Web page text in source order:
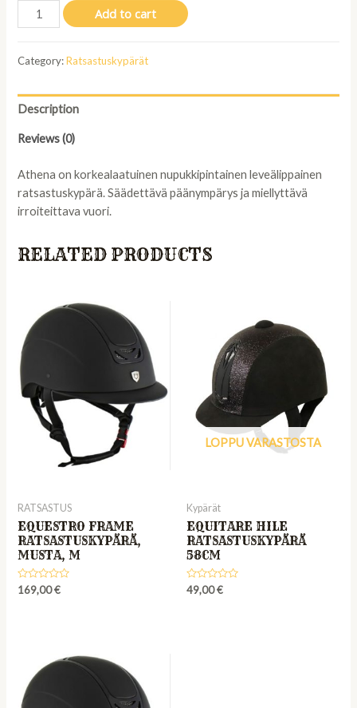
LAMI-
CELL
VISER
RATSASTUSKYPÄRÄ,
L/57-
quantity
Add to cart
Category:Ratsastuskypärät
Description
Reviews (0)
Athena on korkealaatuinen nupukkipintainen leveälippainen
ratsastuskypärä. Säädettävä päänympärys ja miellyttävä
irroiteittava vuori.
RELATED PRODUCTS
RATSASTUS
EQUESTRO FRAME
RATSASTUSKYPÄRÄ,
MUSTA, M
Rated
0
169,00€
LOPPU VARASTOSTA
Kypärät
EQUITARE HILE
RATSASTUSKYPÄRÄ
58CM
Rated
0
49,00€